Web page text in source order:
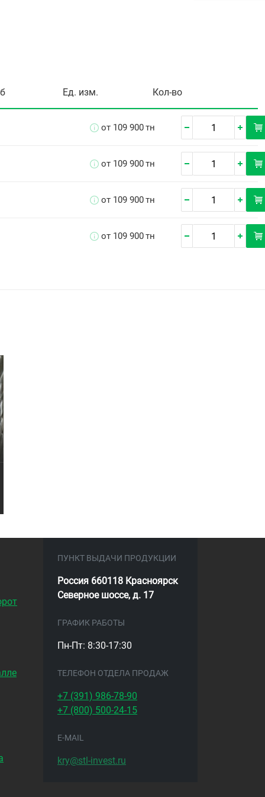
Ед. изм. Кол-во
от 109 900тн
от 109 900тн
от 109 900тн
от 109 900тн
ПУНКТ ВЫДАЧИ ПРОДУКЦИИ
Россия 660118 Красноярск
Северное шоссе, д. 17
ГРАФИК РАБОТЫ
Пн-Пт: 8:30-17:30
ТЕЛЕФОН ОТДЕЛА ПРОДАЖ
+7 (391) 986-78-90
+7 (800) 500-24-15
E-MAIL
kry@stl-invest.ru